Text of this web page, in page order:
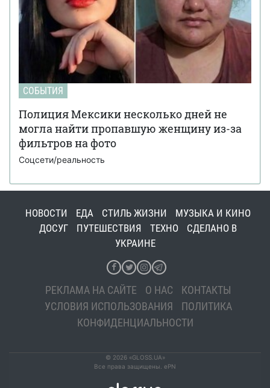
СОБЫТИЯ
Полиция Мексики несколько дней не
могла найти пропавшую женщину из-за
фильтров на фото
Соцсети/реальность
НОВОСТИ ЕДА СТИЛЬ ЖИЗНИ
МУЗЫКА И КИНО
ДОСУГ
ПУТЕШЕСТВИЯ ТЕХНО
СДЕЛАНО В
УКРАИНЕ
РЕКЛАМА НА САЙТЕ О НАС
КОНТАКТЫ
УСЛОВИЯ ИСПОЛЬЗОВАНИЯ
ПОЛИТИКА
КОНФИДЕНЦИАЛЬНОСТИ
© 2026 «GLOSS.UA»
Все права защищены. ePN